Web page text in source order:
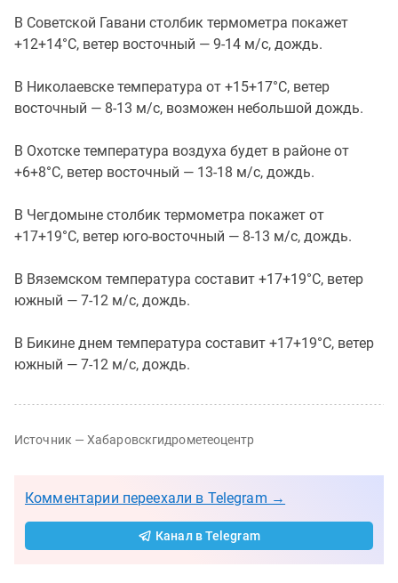
В Советской Гавани столбик термометра покажет
+12+14°C, ветер восточный — 9-14 м/с, дождь.
В Николаевске температура от +15+17°C, ветер
восточный — 8-13 м/с, возможен небольшой дождь.
В Охотске температура воздуха будет в районе от
+6+8°C, ветер восточный — 13-18 м/с, дождь.
В Чегдомыне столбик термометра покажет от
+17+19°C, ветер юго-восточный — 8-13 м/с, дождь.
В Вяземском температура составит +17+19°C, ветер
южный — 7-12 м/с, дождь.
В Бикине днем температура составит +17+19°C, ветер
южный — 7-12 м/с, дождь.
Источник — Хабаровскгидрометеоцентр
Комментарии переехали в Telegram →
Канал в Telegram